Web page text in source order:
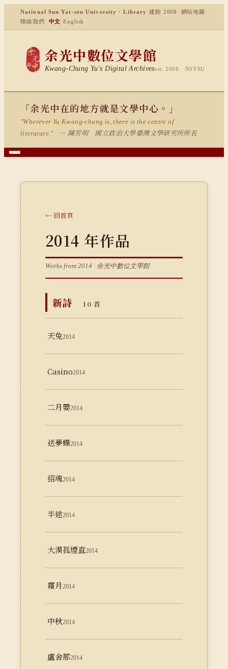
National Sun Yat-sen University · Library ·建館 2008 網站地圖 ·
聯絡我們
中文·English
余光中數位文學館
Kwang-Chung Yu's Digital Archivesest. 2008 · NSYSU
「余光中在的地方就是文學中心。」
"Wherever Yu Kwang-chung is, there is the centre of
literature."
— 陳芳明 國立政治大學臺灣文學研究所所長
← 回首頁
2014 年作品
Works from 2014 · 余光中數位文學館
新詩 10 首
天兔2014
Casino2014
二月嬰2014
送夢蝶2014
招魂2014
半途2014
大漠孤煙直2014
霜月 2014
中秋2014
盧舍那2014